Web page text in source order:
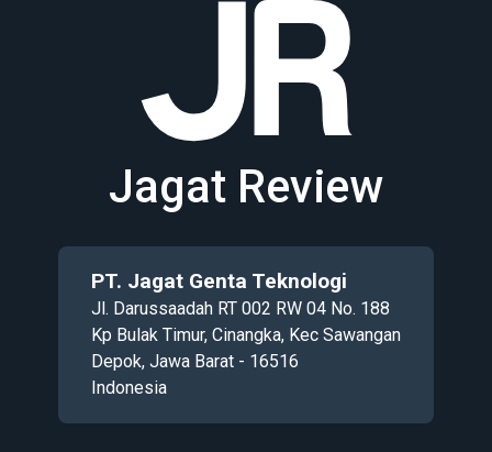
Jagat Review
PT. Jagat Genta Teknologi
Jl. Darussaadah RT 002 RW 04 No. 188
Kp Bulak Timur, Cinangka, Kec Sawangan
Depok, Jawa Barat - 16516
Indonesia